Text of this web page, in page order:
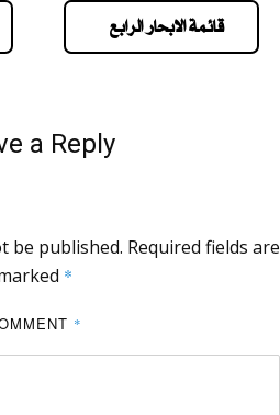
قائمة الابحار الرابع
a Reply
be published. Required fields are
*
*